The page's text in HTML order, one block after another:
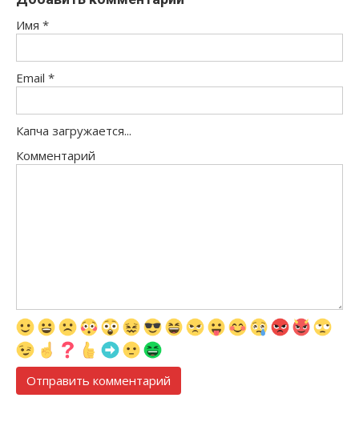
Имя *
Email *
Капча загружается...
Комментарий